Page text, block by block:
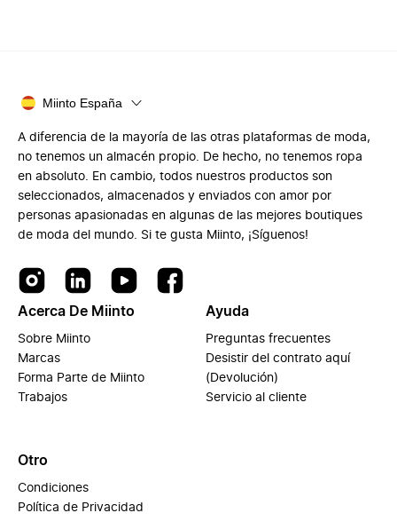
Miinto España
A diferencia de la mayoría de las otras plataformas de moda,
no tenemos un almacén propio. De hecho, no tenemos ropa
en absoluto. En cambio, todos nuestros productos son
seleccionados, almacenados y enviados con amor por
personas apasionadas en algunas de las mejores boutiques
de moda del mundo. Si te gusta Miinto, ¡Síguenos!
Acerca De Miinto
Sobre Miinto
Marcas
Forma Parte de Miinto
Trabajos
Ayuda
Preguntas frecuentes
Desistir del contrato aquí
(Devolución)
Servicio al cliente
Otro
Condiciones
Política de Privacidad